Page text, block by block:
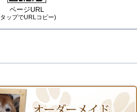
ページURL
ップでURLコピー)